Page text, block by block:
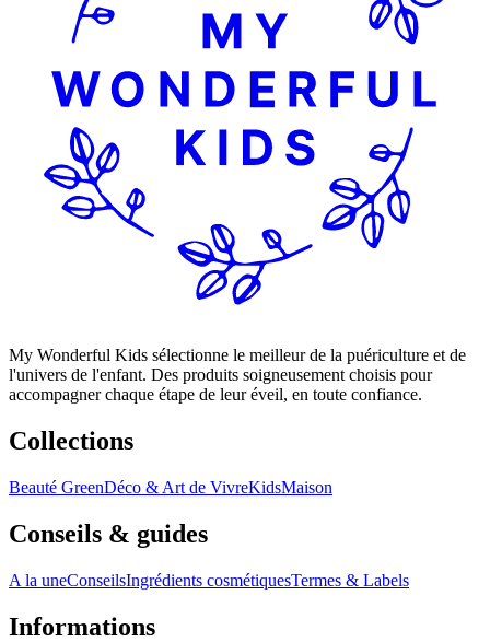
My Wonderful Kids sélectionne le meilleur de la puériculture et de
l'univers de l'enfant. Des produits soigneusement choisis pour
accompagner chaque étape de leur éveil, en toute confiance.
Collections
Beauté GreenDéco & Art de VivreKidsMaison
Conseils & guides
A la uneConseilsIngrédients cosmétiquesTermes & Labels
Informations